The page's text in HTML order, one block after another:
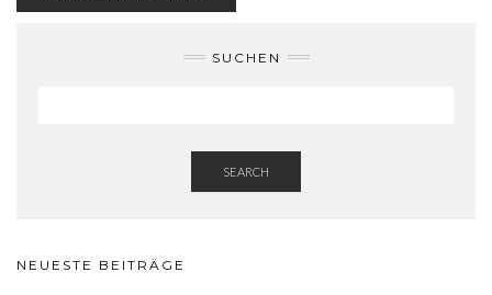
SUCHEN
SEARCH
NEUESTE BEITRÄGE